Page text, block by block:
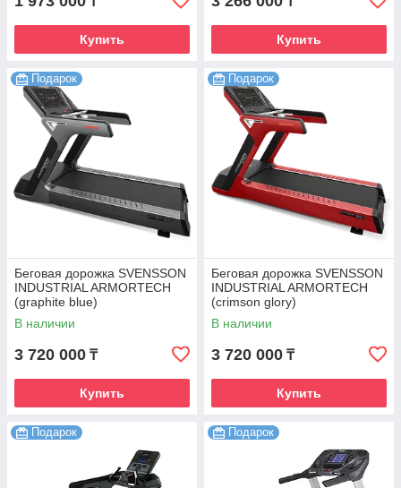
Купить Купить
Подарок
Беговая дорожка SVENSSON
INDUSTRIAL ARMORTECH
(graphite blue)
В наличии
3 720 000 ₸
Купить
Подарок
Беговая дорожка SVENSSON
INDUSTRIAL ARMORTECH
(crimson glory)
В наличии
3 720 000 ₸
Купить
Подарок Подарок